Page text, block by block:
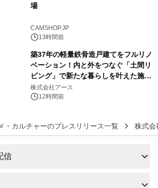
場
CAMSHOP.JP
13時間前
築37年の軽量鉄骨造戸建てをフルリノ
ベーション！内と外をつなぐ「土間リ
ビング」で新たな暮らしを叶えた施工
事例を株式会社アースが公開
株式会社アース
12時間前
・カルチャーのプレスリリース一覧 株式会
信